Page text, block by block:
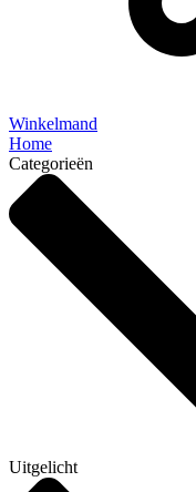
Winkelmand
Home
Categorieën
Uitgelicht